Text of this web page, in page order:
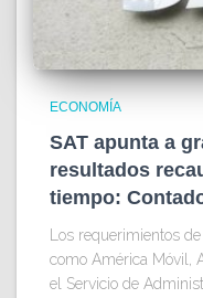
ECONOMÍA
SAT apunta a
resultados
tiempo:
Los requerimientos
como América Móvil,
el Servicio de